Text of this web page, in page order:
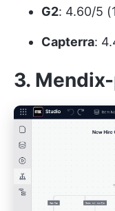
G2: 4.60/5
Capterra:
3.